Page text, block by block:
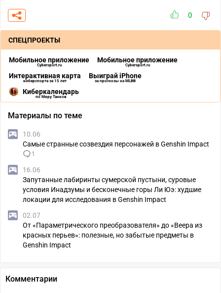
0
СПЕЦПРОЕКТЫ
Мобильное приложение
Cybersport.ru
Мобильное приложение
Cybersport.ru
Интерактивная карта
киберспорта за 15 лет
Выиграй iPhone
за прогнозы на MLBB
Киберкалендарь
по Миру Танков
Материалы по теме
10.06
Самые странные созвездия персонажей в Genshin Impact
1
16.06
Запутанные лабиринты сумерской пустыни, суровые
условия Инадзумы и бесконечные горы Ли Юэ: худшие
локации для исследования в Genshin Impact
02.07
От «Параметрического преобразователя» до «Веера из
красных перьев»: полезные, но забытые предметы в
Genshin Impact
Комментарии